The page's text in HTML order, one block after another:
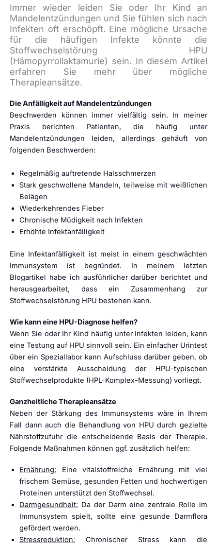
Immer wieder leiden Sie oder Ihr Kind an
Mandelentzündungen und Sie fühlen sich nach
Infekten oft erschöpft. Eine mögliche Ursache
für die häufigen Infekte könnte die
Stoffwechselstörung HPU
(Hämopyrrollaktamurie) sein. In diesem Artikel
erfahren Sie mehr über mögliche
Therapieansätze.
Die Anfälligkeit auf Mandelentzündungen
Beschwerden können immer vielfältig sein. In meiner
Praxis berichten Patienten, die häufig unter
Mandelentzündungen leiden, allerdings gehäuft von
folgenden Beschwerden:
Regelmäßig auftretende Halsschmerzen
Stark geschwollene Mandeln, teilweise mit weißlichen
Belägen
Wiederkehrendes Fieber
Chronische Müdigkeit nach Infekten
Erhöhte Infektanfälligkeit
Eine Infektanfälligkeit ist meist in einem geschwächten
Immunsystem ist begründet. In meinem letzten
Blogartikel habe ich ausführlicher darüber berichtet und
herausgearbeitet, dass ein Zusammenhang zur
Stoffwechselstörung HPU bestehen kann.
Wie kann eine HPU-Diagnose helfen?
Wenn Sie oder Ihr Kind häufig unter Infekten leiden, kann
eine Testung auf HPU sinnvoll sein. Ein einfacher Urintest
über ein Speziallabor kann Aufschluss darüber geben, ob
eine verstärkte Ausscheidung der HPU-typischen
Stoffwechselprodukte (HPL-Komplex-Messung) vorliegt.
Ganzheitliche Therapieansätze
Neben der Stärkung des Immunsystems wäre in Ihrem
Fall dann auch die Behandlung von HPU durch gezielte
Nährstoffzufuhr die entscheidende Basis der Therapie.
Folgende Maßnahmen können ggf. zusätzlich helfen:
Ernährung: Eine vitalstoffreiche Ernährung mit viel
frischem Gemüse, gesunden Fetten und hochwertigen
Proteinen unterstützt den Stoffwechsel.
Darmgesundheit: Da der Darm eine zentrale Rolle im
Immunsystem spielt, sollte eine gesunde Darmflora
gefördert werden.
Stressreduktion: Chronischer Stress kann die